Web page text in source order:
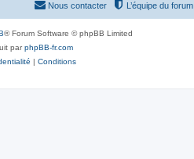
L’équipe du forum
Nous contacter
® Forum Software © phpBB Limited
parphpBB-fr.com
| Conditions